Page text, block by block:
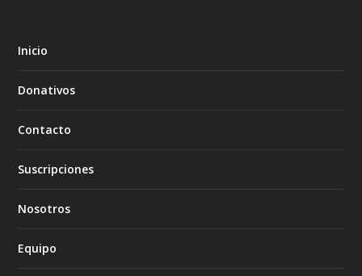
Inicio
Donativos
Contacto
Suscripciones
Nosotros
Equipo